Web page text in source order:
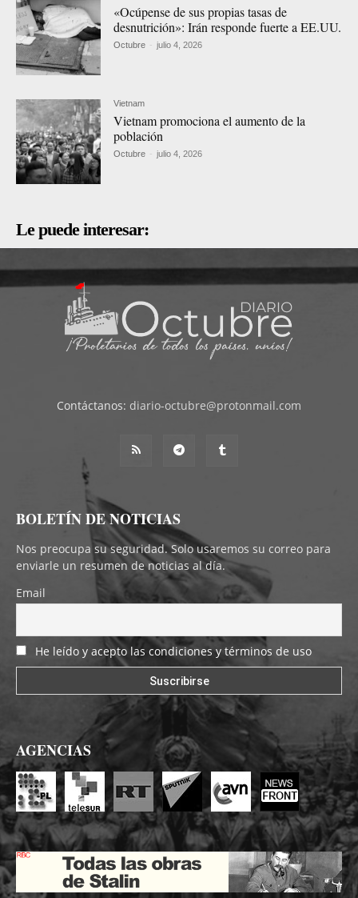
«Ocúpense de sus propias tasas de
desnutrición»: Irán responde fuerte a EE.UU.
Octubre - julio 4, 2026
Vietnam
Vietnam promociona el aumento de la
población
Octubre - julio 4, 2026
Le puede interesar:
Contáctanos: diario-octubre@protonmail.com
BOLETÍN DE NOTICIAS
Nos preocupa su seguridad. Solo usaremos su correo para
enviarle un resumen de noticias al día.
Email
He leído y acepto las condiciones y términos de uso
AGENCIAS